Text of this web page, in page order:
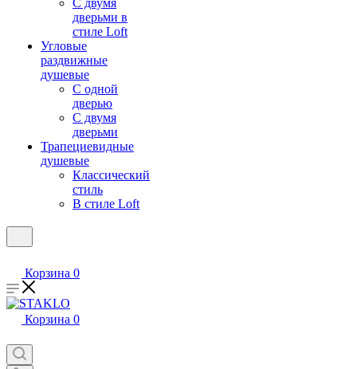
С двумя
дверьми в
стиле Loft
Угловые
раздвижные
душевые
С одной
дверью
С двумя
дверьми
Трапециевидные
душевые
Классический
стиль
В стиле Loft
Корзина 0
Корзина 0